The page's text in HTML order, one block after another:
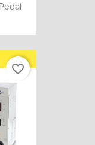
favorite_border